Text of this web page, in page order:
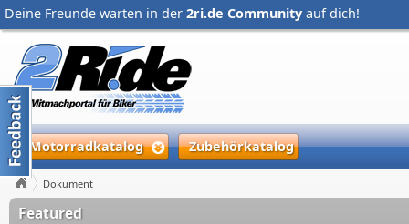
Deine Freunde warten in der 2ri.de Community auf dich!
Motorradkatalog Zubehörkatalog
Dokument
Featured